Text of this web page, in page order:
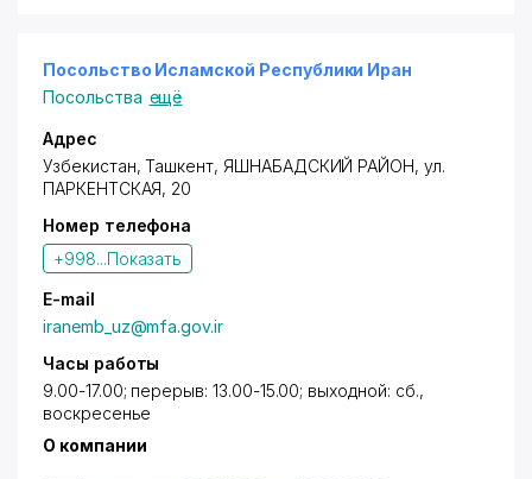
Посольство Исламской Республики Иран
Посольства ещё
Адрес
Узбекистан, Ташкент, ЯШНАБАДСКИЙ РАЙОН,ул.
ПАРКЕНТСКАЯ, 20
Номер телефона
+998...Показать
E-mail
iranemb_uz@mfa.gov.ir
Часы работы
9.00-17.00; перерыв: 13.00-15.00; выходной: сб.,
воскресенье
О компании